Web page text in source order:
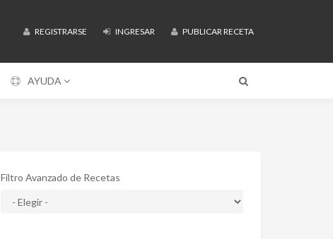
REGISTRARSE INGRESAR PUBLICAR RECETA
AYUDA
Filtro Avanzado de Recetas